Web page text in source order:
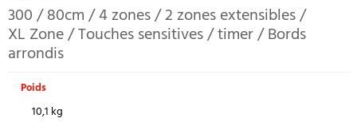
300 / 80cm / 4 zones / 2 zones extensibles /
XL Zone / Touches sensitives / timer / Bords
arrondis
Poids
10,1 kg